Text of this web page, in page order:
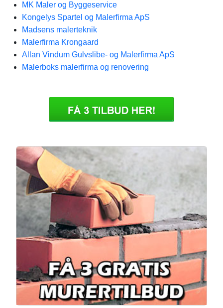
MK Maler og Byggeservice
Kongelys Spartel og Malerfirma ApS
Madsens malerteknik
Malerfirma Krongaard
Allan Vindum Gulvslibe- og Malerfirma ApS
Malerboks malerfirma og renovering